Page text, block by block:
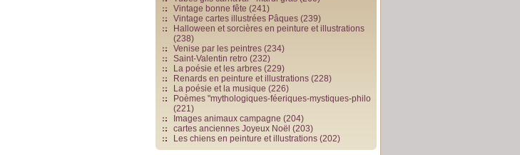
Vintage bonne fête (241)
Vintage cartes illustrées Pâques (239)
Halloween et sorcières en peinture et illustrations
(238)
Venise par les peintres (234)
Saint-Valentin retro (232)
La poésie et les arbres (229)
Renards en peinture et illustrations (228)
La poésie et la musique (226)
Poèmes "mythologiques-féeriques-mystiques-philo
(221)
Images animaux campagne (204)
cartes anciennes Joyeux Noël (203)
Les chiens en peinture et illustrations (202)